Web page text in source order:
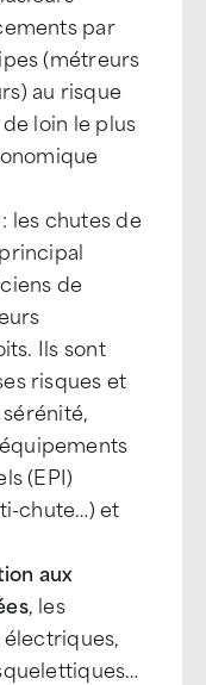
par
(métreurs
au risque
loin le plus
: les chutes de
de
Ils sont
risques et
(EPI)
chute…) et
aux
, les